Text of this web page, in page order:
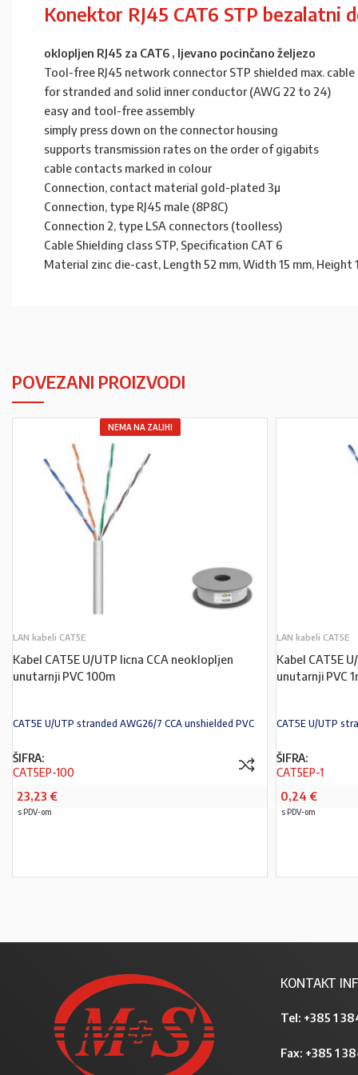
Konektor RJ45 CAT6 STP bezalatni
oklopljen RJ45 za CAT6 , ljevano pocinčano željezo
Tool-free RJ45 network connector STP shielded max. cable
for stranded and solid inner conductor (AWG 22 to 24)
easy and tool-free assembly
simply press down on the connector housing
supports transmission rates on the order of gigabits
cable contacts marked in colour
Connection, contact material gold-plated 3µ
Connection, type RJ45 male (8P8C)
Connection 2, type LSA connectors (toolless)
Cable Shielding class STP, Specification CAT 6
Material zinc die-cast, Length 52 mm, Width 15 mm, Height
POVEZANI PROIZVODI
NEMA NA ZALIHI
LAN kabeli CAT5E
Kabel CAT5E U/UTP licna CCA neoklopljen
unutarnji PVC 100m
CAT5E U/UTP stranded AWG26/7 CCA unshielded PVC
ŠIFRA:
CAT5EP-100
23,23 €
s PDV-om
LAN kabeli CAT5E
Kabel CAT5E
unutarnji PVC
CAT5E U/UTP
ŠIFRA:
CAT5EP-1
0,24 €
s PDV-om
KONTAKT
Tel: +385 1
Fax: +385 1